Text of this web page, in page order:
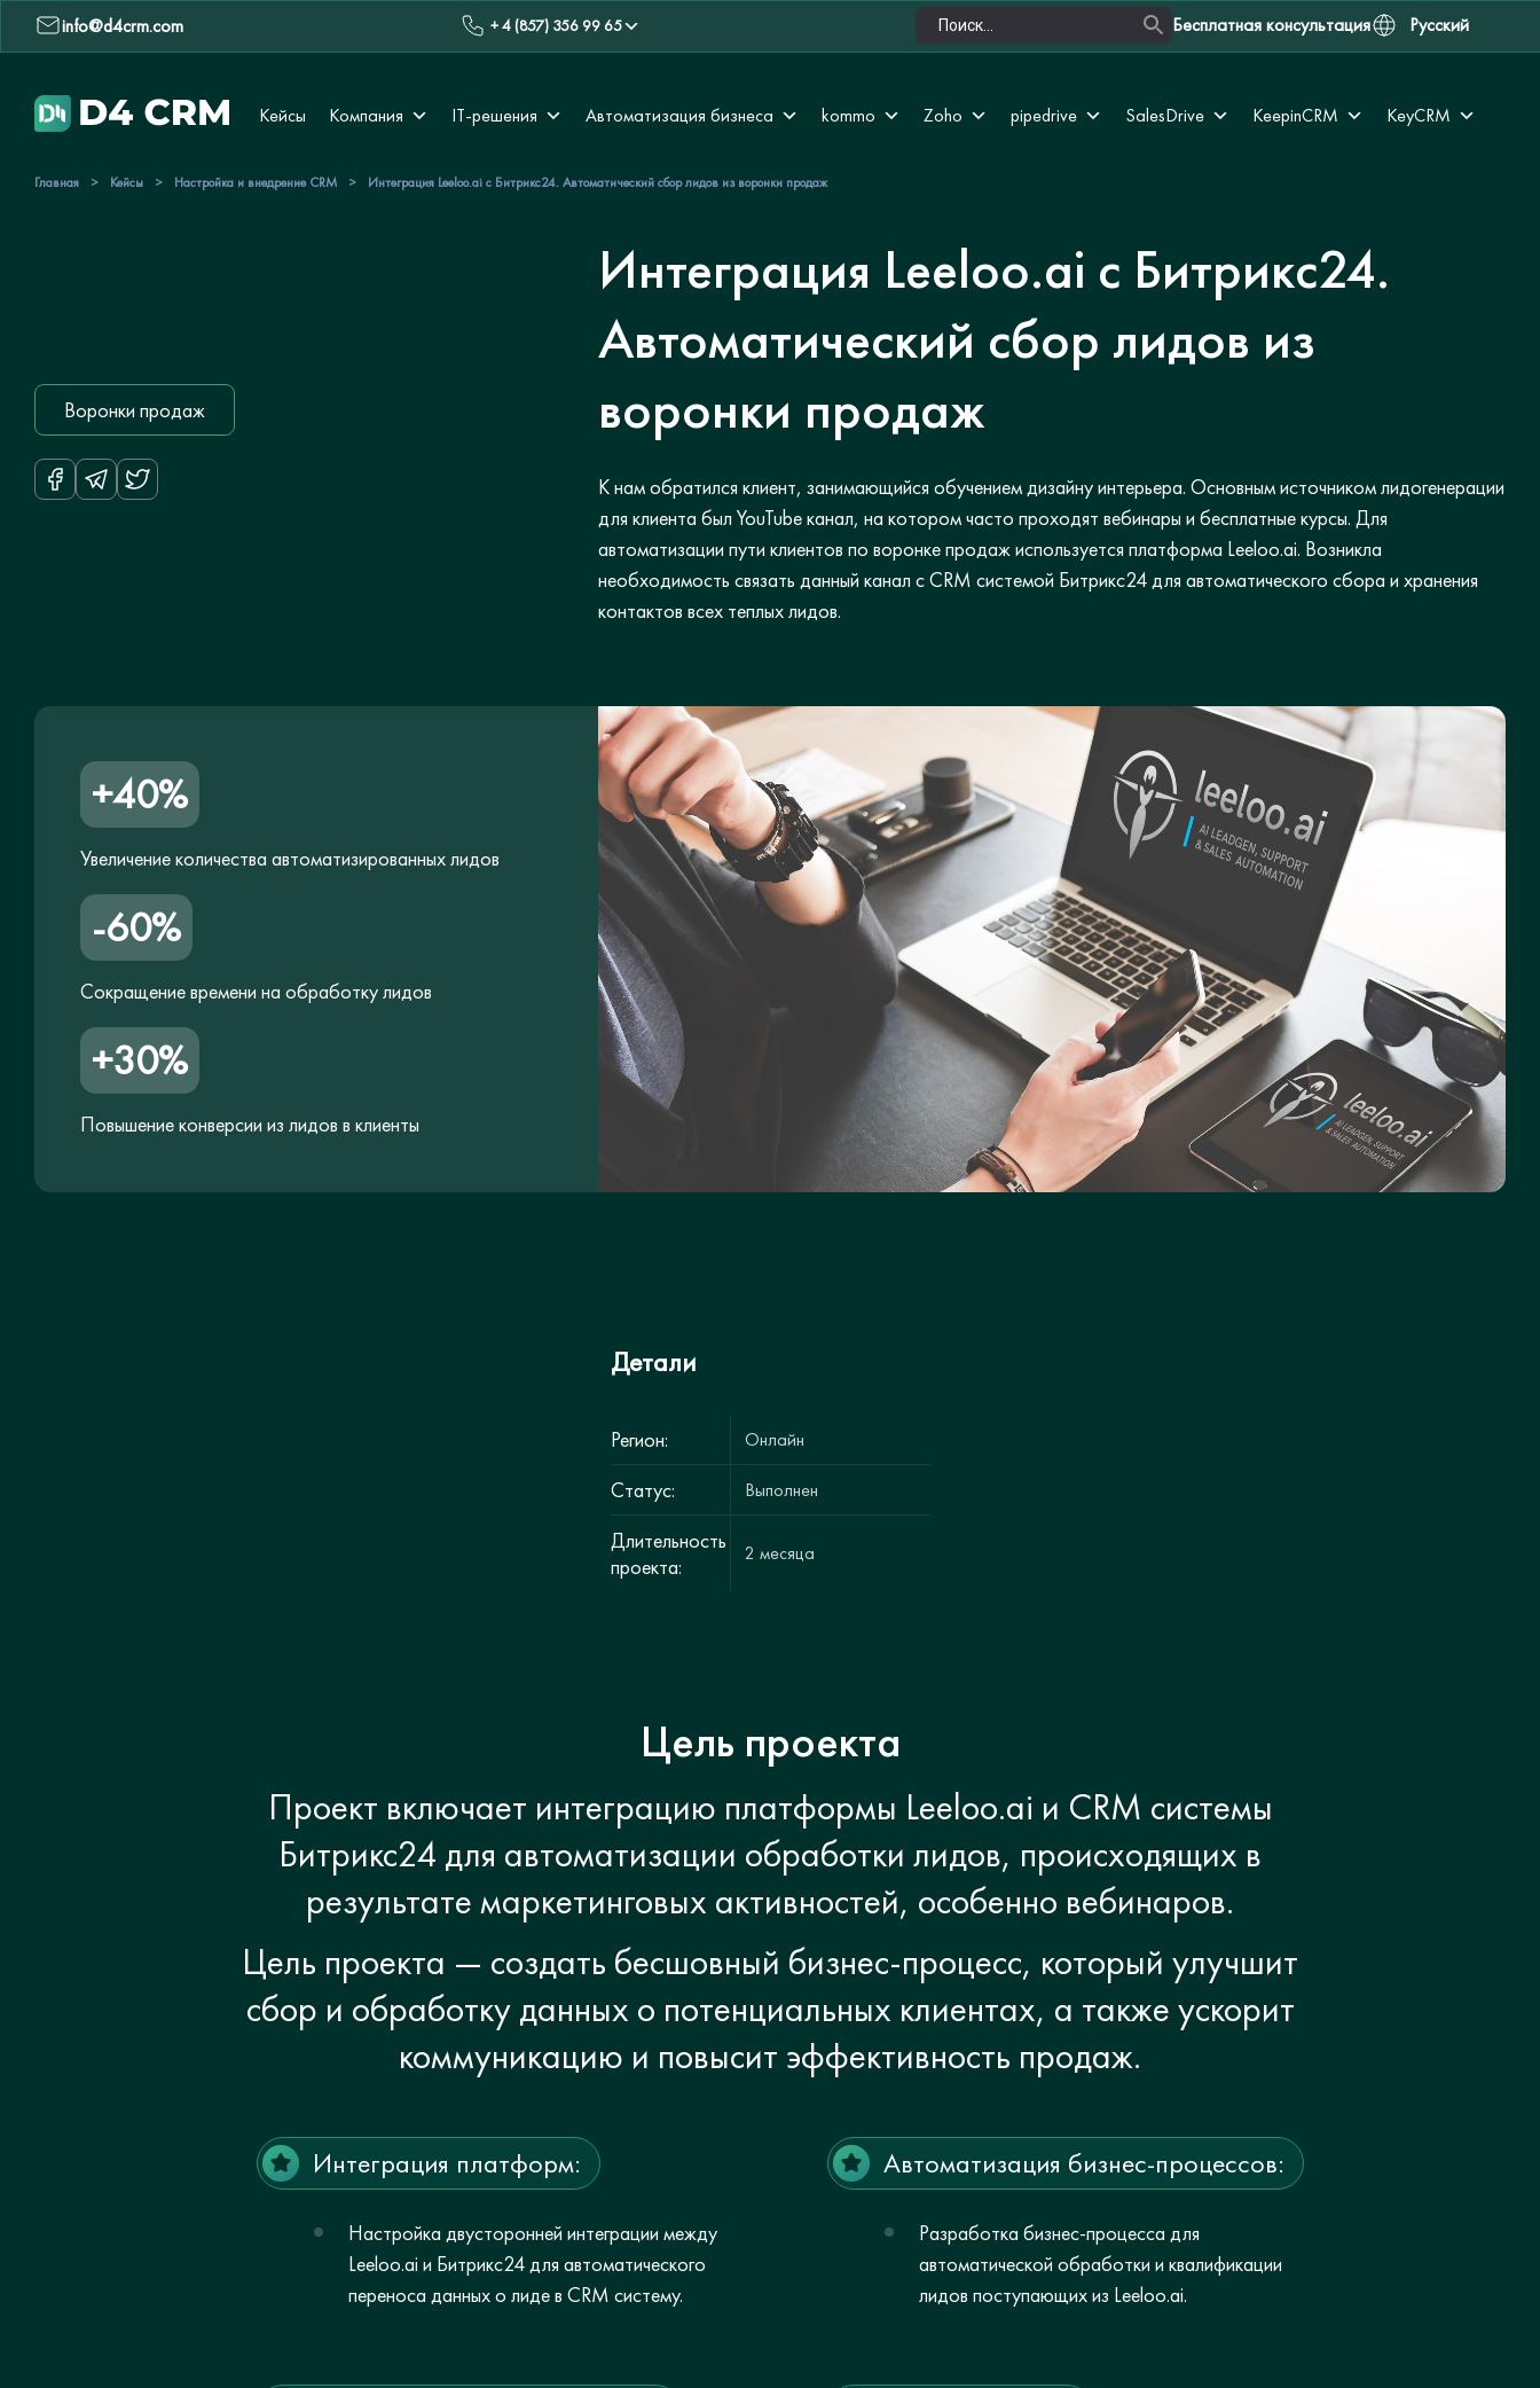
info@d4crm.com + 4 (857) 356 99 65 Бесплатная консультация Русский
Кейсы Компания IT-решения Автоматизация бизнеса kommo Zoho pipedrive SalesDrive KeepinCRM KeyCRM
Главная > Кейсы > Настройка и внедрение CRM > Интеграция Leeloo.ai с Битрикс24. Автоматический сбор лидов из воронки продаж
Воронки продаж
Интеграция Leeloo.ai с Битрикс24.
Автоматический сбор лидов из
воронки продаж
К нам обратился клиент, занимающийся обучением дизайну интерьера. Основным источником лидогенерации
для клиента был YouTube канал, на котором часто проходят вебинары и бесплатные курсы. Для
автоматизации пути клиентов по воронке продаж используется платформа Leeloo.ai. Возникла
необходимость связать данный канал с CRM системой Битрикс24 для автоматического сбора и хранения
контактов всех теплых лидов.
+40%
Увеличение количества автоматизированных лидов
-60%
Сокращение времени на обработку лидов
+30%
Повышение конверсии из лидов в клиенты
Детали
Регион: Онлайн
Статус: Выполнен
Длительность
проекта:
2 месяца
Цель проекта
Проект включает интеграцию платформы Leeloo.ai и CRM системы
Битрикс24 для автоматизации обработки лидов, происходящих в
результате маркетинговых активностей, особенно вебинаров.
Цель проекта — создать бесшовный бизнес-процесс, который улучшит
сбор и обработку данных о потенциальных клиентах, а также ускорит
коммуникацию и повысит эффективность продаж.
Интеграция платформ:
Настройка двусторонней интеграции между
Leeloo.ai и Битрикс24 для автоматического
переноса данных о лиде в CRM систему.
Автоматизация бизнес-процессов:
Разработка бизнес-процесса для
автоматической обработки и квалификации
лидов поступающих из Leeloo.ai.